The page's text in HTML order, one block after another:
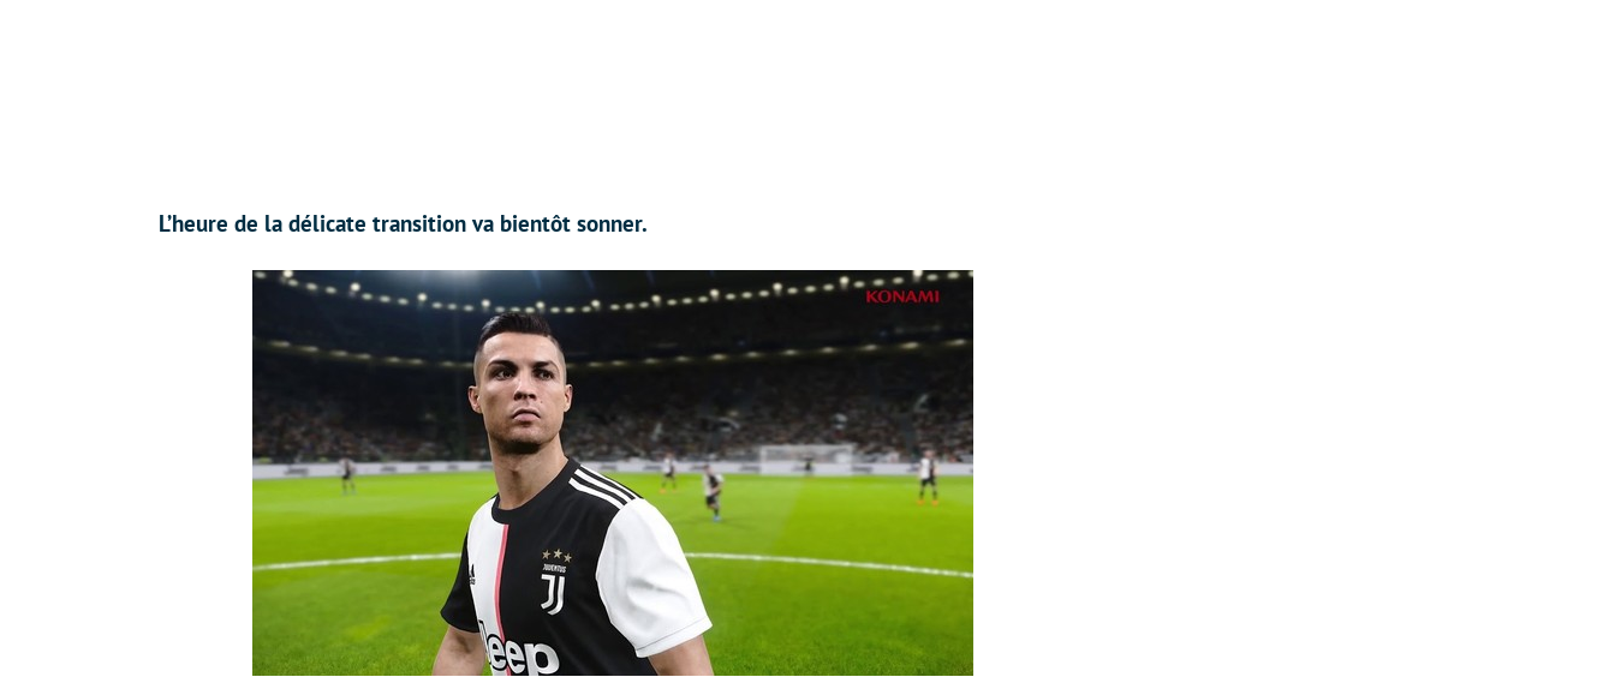
L’heure de la délicate transition va bientôt sonner.